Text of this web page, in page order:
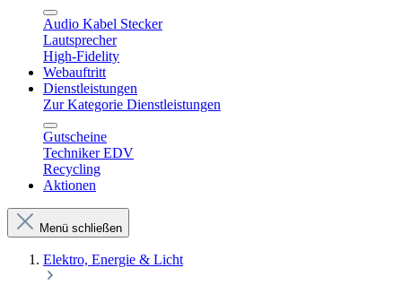
Audio Kabel Stecker
Lautsprecher
High-Fidelity
Webauftritt
Dienstleistungen
Zur Kategorie Dienstleistungen
Gutscheine
Techniker EDV
Recycling
Aktionen
Menü schließen
Elektro, Energie & Licht